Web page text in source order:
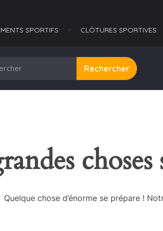
SPORTIFS​ CLÔTURES SPORTIVES
Rechercher
Quelque chose d’énorme se prépare !